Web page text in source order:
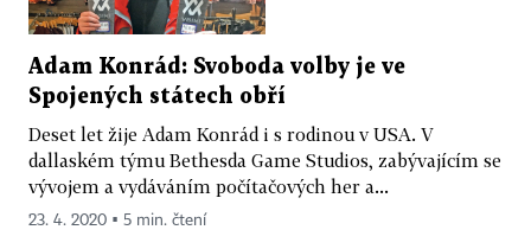
Adam Konrád: Svoboda volby je ve
Spojených státech obří
Deset let žije Adam Konrád i s rodinou v USA. V
dallaském týmu Bethesda Game Studios, zabývajícím se
vývojem a vydáváním počítačových her a...
23. 4. 2020 ▪ 5 min. čtení